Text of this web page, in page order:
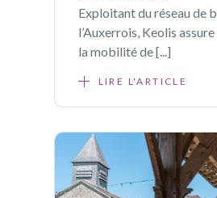
Exploitant du réseau de
l’Auxerrois, Keolis
la mobilité de [...]
LIRE L'ARTICLE